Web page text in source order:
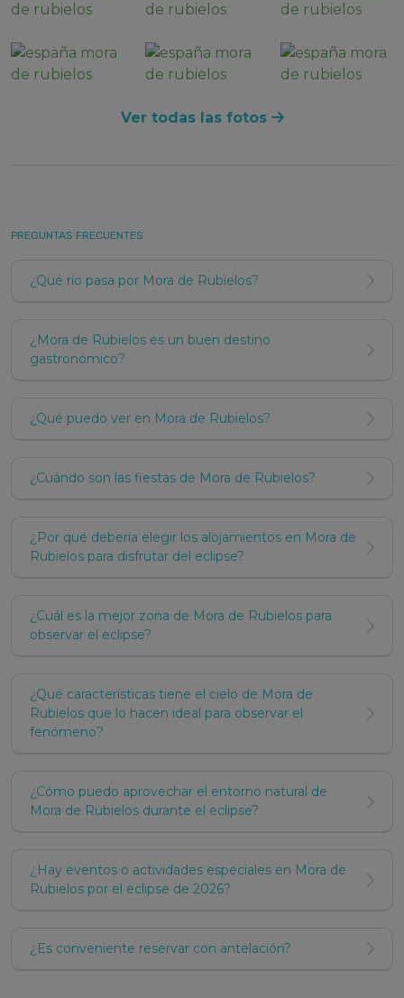
Rubielos te permite vivir de cerca la magia de esta
región, brindándote la comodidad de un hogar fuera
la flexibilidad de planificar tu viaje a tu ritmo, ya sea
todas las preferencias
En Mora de Rubielos, encontrarás hoteles y otros
refugios turísticos para parejas hasta amplios
espacios para familias o grupos de amigos, nuestras
fiel compañero también puede disfrutar de esta
aventura. Además, nuestras opciones de alquiler
facilitando el acceso a paisajes naturales y sitios de
interés cultural de la región.
Optar por un alojamiento en Mora de Rubielos
significa tener una base perfecta para descubrir la
oportunidad de conocer a fondo una de las zonas
más encantadoras de España.
Mora de Rubielos, situada en la provincia de Teruel,
cultura y naturaleza. Una visita imprescindible es el
Ver todas las fotos
PREGUNTAS FRECUENTES
¿Qué río pasa por Mora de Rubielos?
¿Mora de Rubielos es un buen destino
gastronómico?
¿Qué puedo ver en Mora de Rubielos?
¿Cuándo son las fiestas de Mora de Rubielos?
¿Por qué debería elegir los alojamientos en Mora de
Rubielos para disfrutar del eclipse?
¿Cuál es la mejor zona de Mora de Rubielos para
observar el eclipse?
¿Qué características tiene el cielo de Mora de
Rubielos que lo hacen ideal para observar el
fenómeno?
¿Cómo puedo aprovechar el entorno natural de
Mora de Rubielos durante el eclipse?
¿Hay eventos o actividades especiales en Mora de
Rubielos por el eclipse de 2026?
¿Es conveniente reservar con antelación?